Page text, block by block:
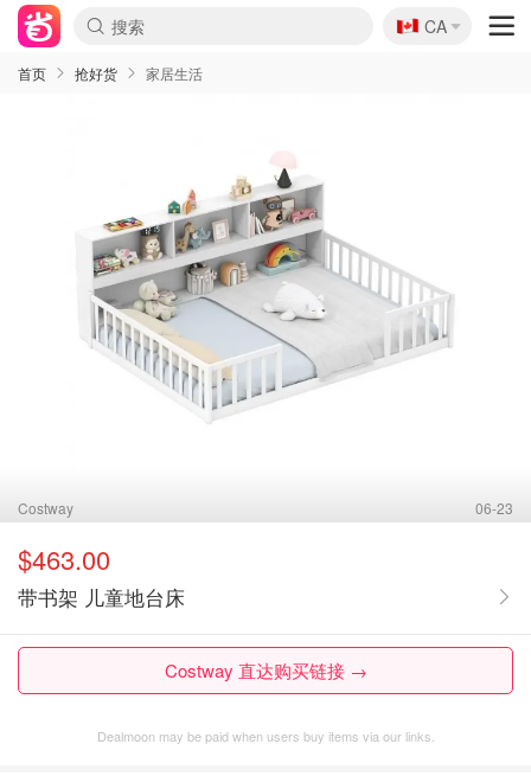
🇨🇦
CA
首页 抢好货 家居生活
Costway 06-23
$463.00
带书架 儿童地台床
Costway 直达购买链接 →
Dealmoon may be paid when users buy items via our links.